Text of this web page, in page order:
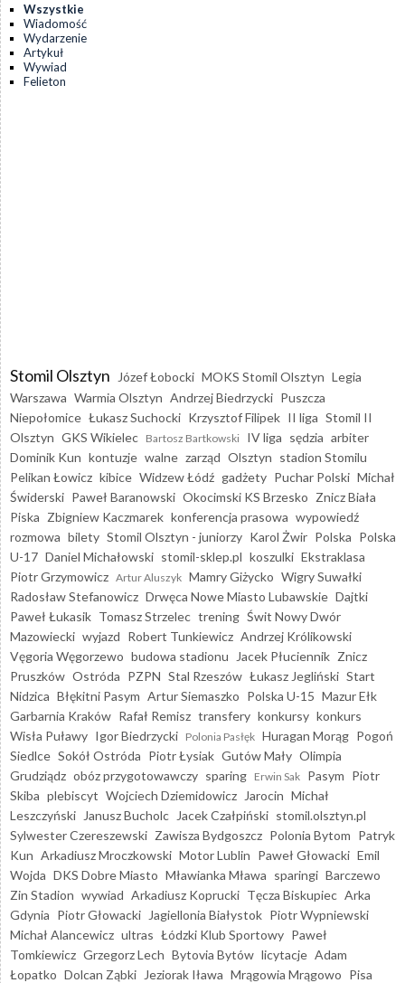
Wszystkie
Wiadomość
Wydarzenie
Artykuł
Wywiad
Felieton
Stomil Olsztyn Józef Łobocki MOKS Stomil Olsztyn Legia
Warszawa Warmia Olsztyn Andrzej Biedrzycki Puszcza
Niepołomice Łukasz Suchocki Krzysztof Filipek II liga Stomil II
Olsztyn GKS Wikielec Bartosz Bartkowski IV liga sędzia arbiter
Dominik Kun kontuzje walne zarząd Olsztyn stadion Stomilu
Pelikan Łowicz kibice Widzew Łódź gadżety Puchar Polski Michał
Świderski Paweł Baranowski Okocimski KS Brzesko Znicz Biała
Piska Zbigniew Kaczmarek konferencja prasowa wypowiedź
rozmowa bilety Stomil Olsztyn - juniorzy Karol Żwir Polska Polska
U-17 Daniel Michałowski stomil-sklep.pl koszulki Ekstraklasa
Piotr Grzymowicz Artur Aluszyk Mamry Giżycko Wigry Suwałki
Radosław Stefanowicz Drwęca Nowe Miasto Lubawskie Dajtki
Paweł Łukasik Tomasz Strzelec trening Świt Nowy Dwór
Mazowiecki wyjazd Robert Tunkiewicz Andrzej Królikowski
Vęgoria Węgorzewo budowa stadionu Jacek Płuciennik Znicz
Pruszków Ostróda PZPN Stal Rzeszów Łukasz Jegliński Start
Nidzica Błękitni Pasym Artur Siemaszko Polska U-15 Mazur Ełk
Garbarnia Kraków Rafał Remisz transfery konkursy konkurs
Wisła Puławy Igor Biedrzycki Polonia Pasłęk Huragan Morąg Pogoń
Siedlce Sokół Ostróda Piotr Łysiak Gutów Mały Olimpia
Grudziądz obóz przygotowawczy sparing Erwin Sak Pasym Piotr
Skiba plebiscyt Wojciech Dziemidowicz Jarocin Michał
Leszczyński
Janusz Bucholc Jacek Czałpiński stomil.olsztyn.pl
Sylwester Czereszewski Zawisza Bydgoszcz Polonia Bytom Patryk
Kun Arkadiusz Mroczkowski Motor Lublin Paweł Głowacki Emil
Wojda DKS Dobre Miasto Mławianka Mława sparingi Barczewo
Zin Stadion wywiad Arkadiusz Koprucki Tęcza Biskupiec Arka
Gdynia Piotr Głowacki Jagiellonia Białystok Piotr Wypniewski
Michał Alancewicz ultras Łódzki Klub Sportowy Paweł
Tomkiewicz Grzegorz Lech Bytovia Bytów licytacje Adam
Łopatko Dolcan Ząbki Jeziorak Iława Mrągowia Mrągowo Pisa